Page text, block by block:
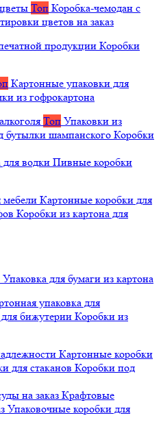
Топ Коробка-чемодан с
цветов на заказ
продукции Коробки
Картонные упаковки для
из гофрокартона
Топ Упаковки из
бутылки шампанского Коробки
для водки Пивные коробки
мебели Картонные коробки для
Коробки из картона для
Упаковка для бумаги из картона
упаковка для
бижутерии Коробки из
Картонные коробки
для стаканов Коробки под
на заказ Крафтовые
Упаковочные коробки для